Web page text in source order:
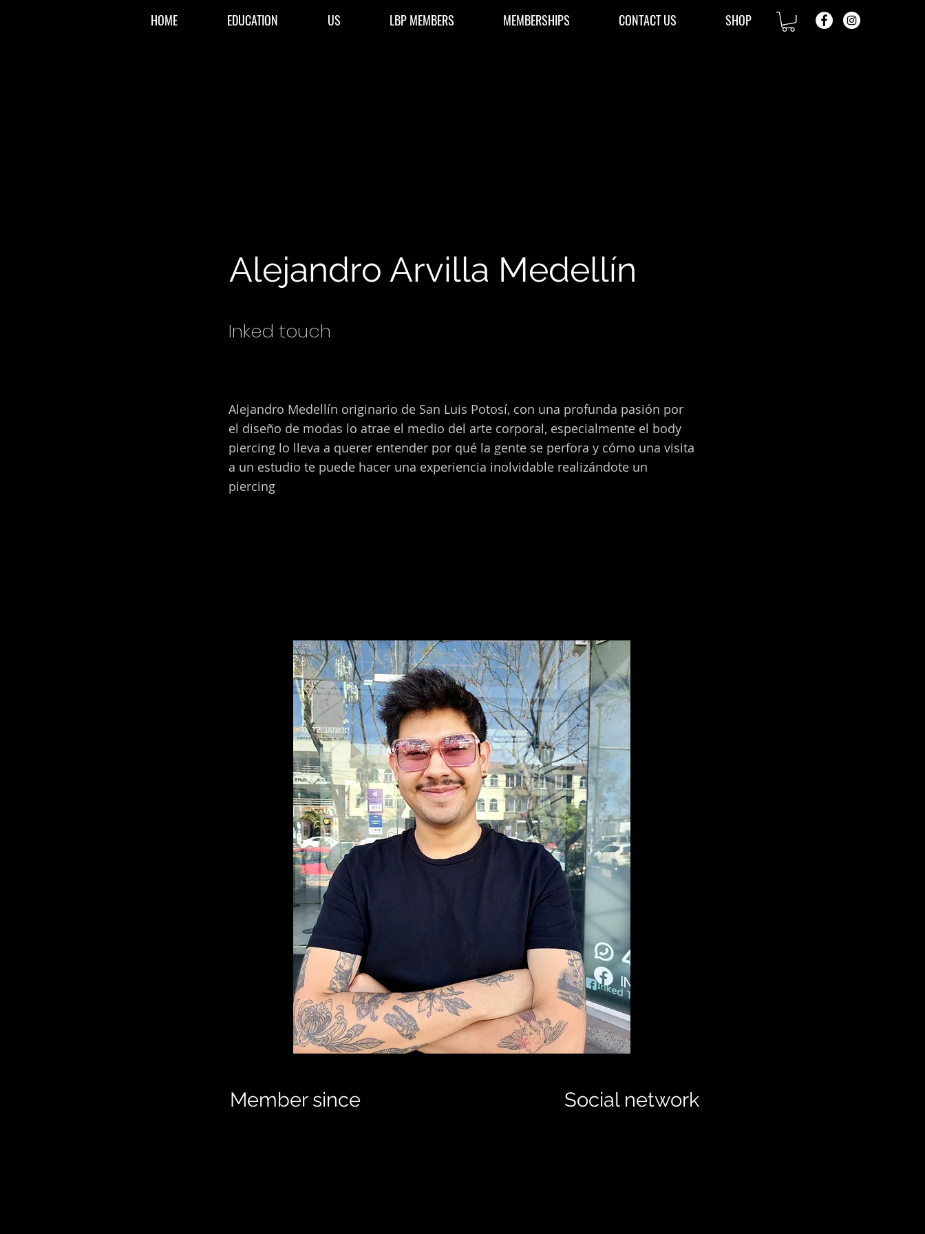
HOME EDUCATION US LBP MEMBERS MEMBERSHIPS CONTACT US SHOP
Alejandro Arvilla Medellín
Inked touch
Alejandro Medellín originario de San Luis Potosí, con una profunda pasión por
el diseño de modas lo atrae el medio del arte corporal, especialmente el body
piercing lo lleva a querer entender por qué la gente se perfora y cómo una visita
a un estudio te puede hacer una experiencia inolvidable realizándote un
piercing
Member since Social network